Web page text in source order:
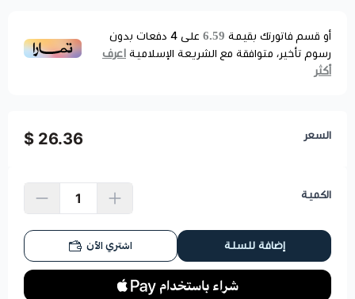
أو قسم فاتورتك بقيمة 6.59 على 4 دفعات بدون
رسوم تأخير، متوافقة مع الشريعة الإسلامية اعرف
أكثر
السعر 26.36 $
الكمية
إضافة للسلة اشتري الآن